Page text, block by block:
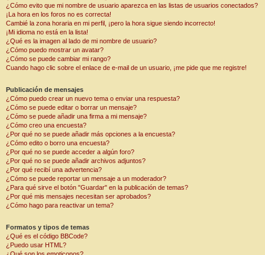
¿Cómo evito que mi nombre de usuario aparezca en las listas de usuarios conectados?
¡La hora en los foros no es correcta!
Cambié la zona horaria en mi perfil, ¡pero la hora sigue siendo incorrecto!
¡Mi idioma no está en la lista!
¿Qué es la imagen al lado de mi nombre de usuario?
¿Cómo puedo mostrar un avatar?
¿Cómo se puede cambiar mi rango?
Cuando hago clic sobre el enlace de e-mail de un usuario, ¡me pide que me registre!
Publicación de mensajes
¿Cómo puedo crear un nuevo tema o enviar una respuesta?
¿Cómo se puede editar o borrar un mensaje?
¿Cómo se puede añadir una firma a mi mensaje?
¿Cómo creo una encuesta?
¿Por qué no se puede añadir más opciones a la encuesta?
¿Cómo edito o borro una encuesta?
¿Por qué no se puede acceder a algún foro?
¿Por qué no se puede añadir archivos adjuntos?
¿Por qué recibí una advertencia?
¿Cómo se puede reportar un mensaje a un moderador?
¿Para qué sirve el botón "Guardar" en la publicación de temas?
¿Por qué mis mensajes necesitan ser aprobados?
¿Cómo hago para reactivar un tema?
Formatos y tipos de temas
¿Qué es el código BBCode?
¿Puedo usar HTML?